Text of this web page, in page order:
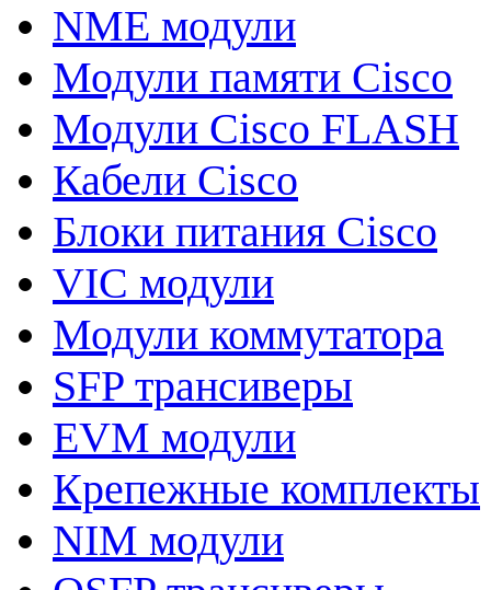
NME модули
Модули памяти Cisco
Модули Cisco FLASH
Кабели Cisco
Блоки питания Cisco
VIC модули
Модули коммутатора
SFP трансиверы
EVM модули
Крепежные комплекты
NIM модули